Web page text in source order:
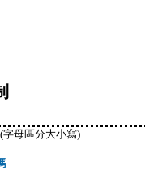
母區分大小寫)